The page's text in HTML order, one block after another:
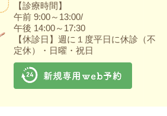
【診療時間】
午前 9:00～13:00/
午後 14:00～17:30
【休診日】週に１度平日に休診（不
定休）・日曜・祝日